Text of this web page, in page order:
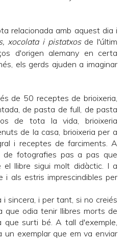
relacionada amb aquest dia i
xocolata i pistatxos de l'últim
d'origen alemany en certa
els gerds ajuden a imaginar
de 50 receptes de brioixeria,
de pasta de full, de pasta
de tota la vida, brioixeria
de la casa, brioixeria per a
i receptes de farciments. A
de fotografies pas a pas que
llibre sigui molt didàctic. I a
i als estris imprescindibles per
sincera, i per tant, si no creiés
que odia tenir llibres morts de
surti bé. A tall d'exemple,
exemplar que em va enviar